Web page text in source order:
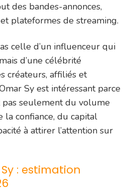
des bandes-annonces,
plateformes de streaming.
celle d’un influenceur qui
d’une célébrité
créateurs, affiliés et
Sy est intéressant parce
seulement du volume
la confiance, du capital
à attirer l’attention sur
: estimation